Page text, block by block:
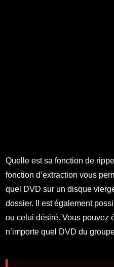
Quelle est sa fonction de
fonction d’extraction vous
quel DVD sur un disque
dossier. Il est également
ou celui désiré. Vous pouvez
n’importe quel DVD du